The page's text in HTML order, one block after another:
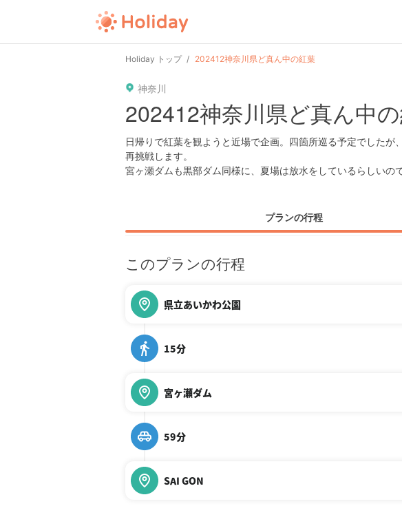
Holiday トップ 202412神奈川県ど真ん中の紅葉
神奈川
202412神奈川県ど真ん中
日帰りで紅葉を観ようと近場で企画。四箇所巡る予定でした
再挑戦します。
宮ヶ瀬ダムも黒部ダム同様に、夏場は放水をしているらしいの
プランの行程
このプランの行程
県立あいかわ公園
15分
宮ヶ瀬ダム
59分
SAI GON